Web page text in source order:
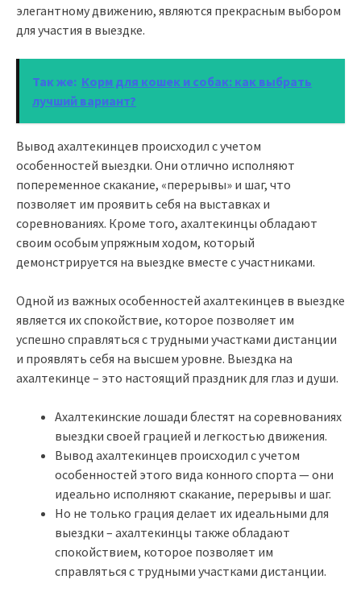
элегантному движению, являются прекрасным выбором
для участия в выездке.
Так же: Корм для кошек и собак: как выбрать
лучший вариант?
Вывод ахалтекинцев происходил с учетом
особенностей выездки. Они отлично исполняют
попеременное скакание, «перерывы» и шаг, что
позволяет им проявить себя на выставках и
соревнованиях. Кроме того, ахалтекинцы обладают
своим особым упряжным ходом, который
демонстрируется на выездке вместе с участниками.
Одной из важных особенностей ахалтекинцев в выездке
является их спокойствие, которое позволяет им
успешно справляться с трудными участками дистанции
и проявлять себя на высшем уровне. Выездка на
ахалтекинце – это настоящий праздник для глаз и души.
Ахалтекинские лошади блестят на соревнованиях
выездки своей грацией и легкостью движения.
Вывод ахалтекинцев происходил с учетом
особенностей этого вида конного спорта — они
идеально исполняют скакание, перерывы и шаг.
Но не только грация делает их идеальными для
выездки – ахалтекинцы также обладают
спокойствием, которое позволяет им
справляться с трудными участками дистанции.